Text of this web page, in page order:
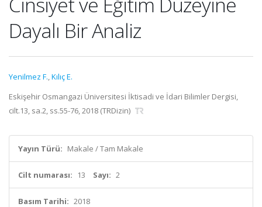
Dayalı Bir Analiz
Yenilmez F.,Kılıç E.
Eskişehir Osmangazi Üniversitesi İktisadi ve İdari Bilimler Dergisi,
cilt.13, sa.2, ss.55-76, 2018 (TRDizin)
Yayın Türü: Makale / Tam Makale
Cilt numarası: 13 Sayı: 2
Basım Tarihi: 2018